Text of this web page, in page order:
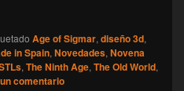
Lake] Novedades de Agosto
Age of Sigmar, diseño 3d,
in Spain, Novedades, Novena
, The Ninth Age, The Old World,
comentario